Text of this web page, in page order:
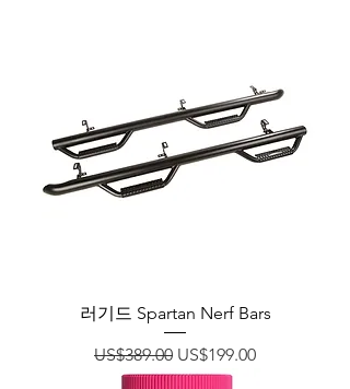
러기드 Spartan Nerf Bars
일반가
US$389.00 할인가
US$199.00